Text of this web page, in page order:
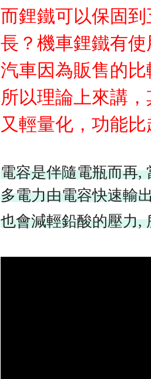
而鋰鐵可以保固
長？機車鋰鐵有
汽車因為販售的
所以理論上來講
又輕量化，功能
電容是伴隨電瓶而再,
多電力由電容快速輸
也會減輕鉛酸的壓力,